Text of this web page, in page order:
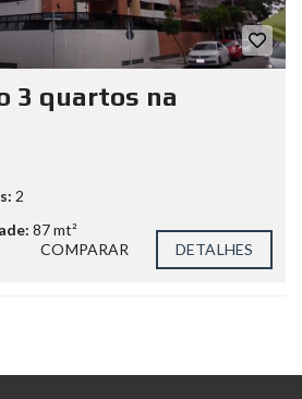
3 quartos na
2
87 mt²
COMPARAR DETALHES